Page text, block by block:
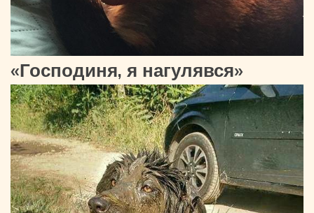
«Господиня, я нагулявся»